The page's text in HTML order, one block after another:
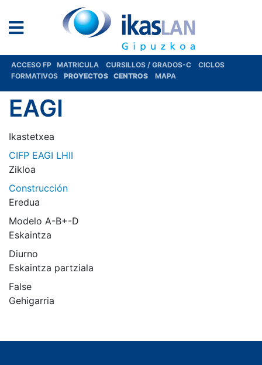
ACCESO FP MATRICULA CURSILLOS / GRADOS-C
CICLOS
FORMATIVOS
PROYECTOS CENTROS MAPA
EAGI
Ikastetxea
CIFP EAGI LHII
Zikloa
Construcción
Eredua
Modelo A-B+-D
Eskaintza
Diurno
Eskaintza partziala
False
Gehigarria